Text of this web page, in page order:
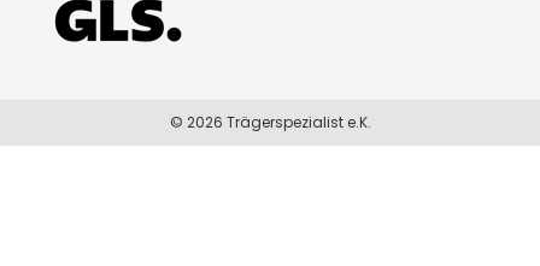
© 2026 Trägerspezialist e.K.